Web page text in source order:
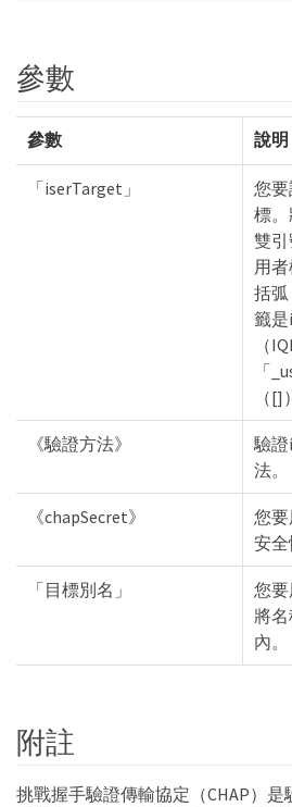
參數
參數 說明
「iserTarget」
您要
標。
雙
用
括
籤是
（
「
（[]
《驗證方法》
驗證
法。
《chapSecret》
您
安全
「目標別名」
您要
將
內。
附註
挑戰握手驗證傳輸協定（CHAP）